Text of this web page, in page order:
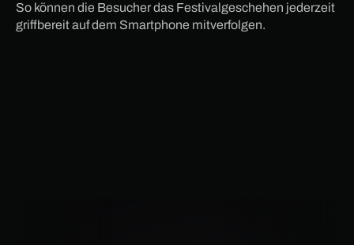
So können die Besucher das Festivalgeschehen jederzeit
griffbereit auf dem Smartphone mitverfolgen.